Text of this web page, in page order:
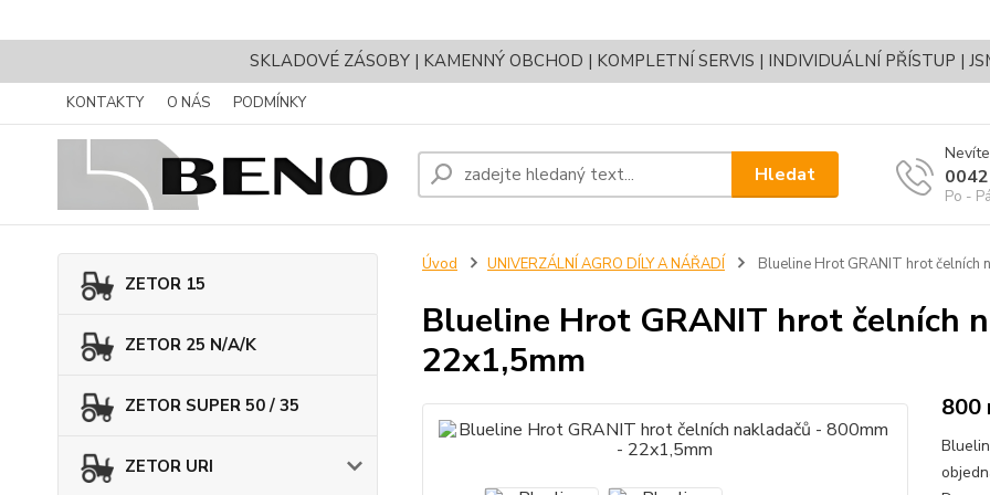
SKLADOVÉ ZÁSOBY | KAMENNÝ OBCHOD | KOMPLETNÍ SERVIS | INDIVIDUÁLNÍ PŘÍSTUP |
KONTAKTY O NÁS PODMÍNKY
Hledat
Po -
ZETOR 15
ZETOR 25 N/A/K
ZETOR SUPER 50 / 35
ZETOR URI
Úvod UNIVERZÁLNÍ AGRO DÍLY A NÁŘADÍ Blueline Hrot GRANIT hrot
Blueline Hrot GRANIT hrot čelních
22x1,5mm
800